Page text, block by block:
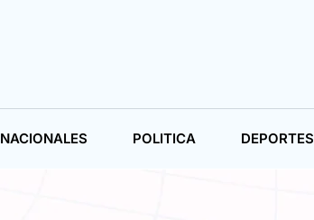
NACIONALES POLITICA DEPORTES